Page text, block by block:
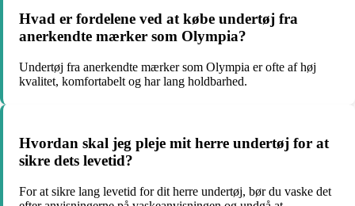
Hvad er fordelene ved at købe undertøj fra
anerkendte mærker som Olympia?
Undertøj fra anerkendte mærker som Olympia er ofte af høj
kvalitet, komfortabelt og har lang holdbarhed.
Hvordan skal jeg pleje mit herre undertøj for at
sikre dets levetid?
For at sikre lang levetid for dit herre undertøj, bør du vaske det